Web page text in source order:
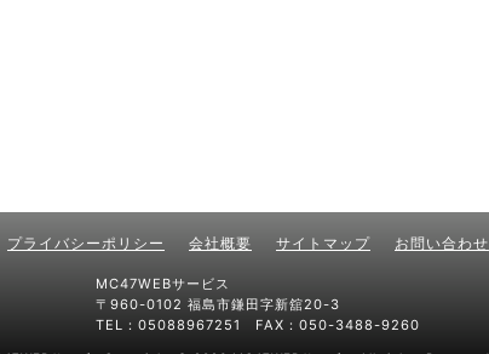
プライバシーポリシー 会社概要 サイトマップ お問い合わせ
MC47WEBサービス
〒960-0102 福島市鎌田字新舘20-3
TEL：05088967251 FAX：050-3488-9260